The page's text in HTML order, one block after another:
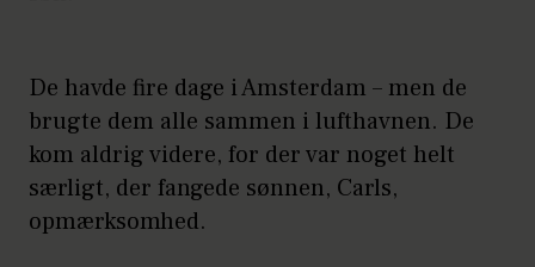
De havde fire dage i Amsterdam – men de
brugte dem alle sammen i lufthavnen. De
kom aldrig videre, for der var noget helt
særligt, der fangede sønnen, Carls,
opmærksomhed.